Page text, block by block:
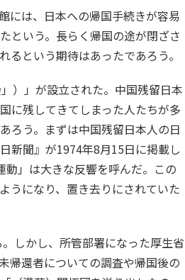
には、日本への帰国手続きが容易
という。長らく帰国の途が閉ざさ
という期待はあったであろう。
）」が設立された。中国残留日本
に残してきてしまった人たちが多
ろう。まずは中国残留日本人の日
新聞』が1974年8月15日に掲載し
」は大きな反響を呼んだ。この
うになり、置き去りにされていた
しかし、所管部署になった厚生省
帰還者についての調査や帰国後の